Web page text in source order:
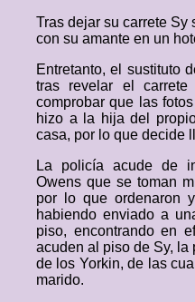
Tras dejar su carrete
con su amante en un
Entretanto, el sustituto
tras revelar el
comprobar que las
hizo a la hija del
casa, por lo que decide
La policía acude de
Owens que se toman
por lo que ordenaron
habiendo enviado a
piso, encontrando en
acuden al piso de Sy, la
de los Yorkin, de las
marido.